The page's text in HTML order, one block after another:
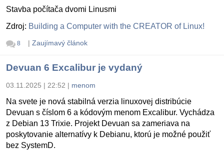
Stavba počítača dvomi Linusmi
Zdroj: Building a Computer with the CREATOR of Linux!
8 | Zaujímavý článok
Devuan 6 Excalibur je vydaný
03.11.2025 | 22:52 | menom
Na svete je nová stabilná verzia linuxovej distribúcie
Devuan s číslom 6 a kódovým menom Excalibur. Vychádza
z Debian 13 Trixie. Projekt Devuan sa zameriava na
poskytovanie alternatívy k Debianu, ktorú je možné použiť
bez SystemD.